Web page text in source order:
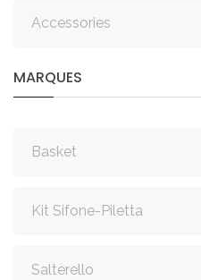
Accessories
MARQUES
Basket
Kit Sifone-Piletta
Salterello